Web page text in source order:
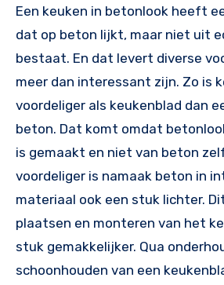
Een keuken in betonlook heeft
dat op beton lijkt, maar niet uit
bestaat. En dat levert diverse
meer dan interessant zijn. Zo is
voordeliger als keukenblad dan
beton. Dat komt omdat
is gemaakt en niet van beton
voordeliger is namaak beton in
materiaal ook een stuk lichter.
plaatsen en monteren van het
stuk gemakkelijker. Qua
schoonhouden van een